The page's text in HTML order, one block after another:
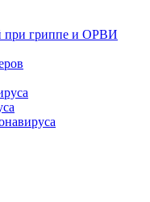
при гриппе и ОРВИ